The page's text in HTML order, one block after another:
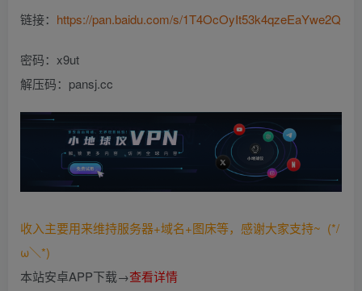
链接： https://pan.baidu.com/s/1T4OcOyIt53k4qzeEaYwe2Q
密码：x9ut
解压码：pansj.cc
收入主要用来维持服务器+域名+图床等，感谢大家支持~ (*/
ω＼*)
本站安卓APP下载→查看详情